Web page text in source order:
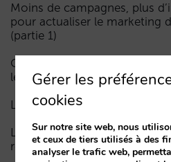
Moins de campagnes, plus
pour actualiser le marketing
(partie 1)
Comment un hôtel apparaît
les trois couches de visibilité
La fin de l’ère « Book on
Le funnel dans l’IA est cassé.
réside dans la phase de
Gérer les
cookies
Sur notre site web, nous
et ceux de tiers utilisés à des
analyser le trafic web,